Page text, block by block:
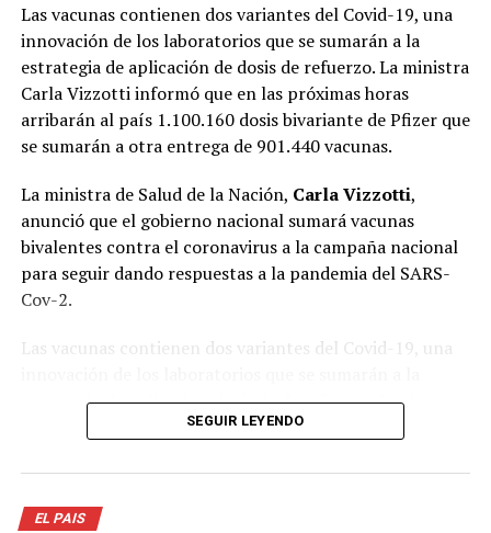
Las vacunas contienen dos variantes del Covid-19, una
innovación de los laboratorios que se sumarán a la
estrategia de aplicación de dosis de refuerzo. La ministra
Carla Vizzotti informó que en las próximas horas
arribarán al país 1.100.160 dosis bivariante de Pfizer que
se sumarán a otra entrega de 901.440 vacunas.
La ministra de Salud de la Nación, Carla Vizzotti,
anunció que el gobierno nacional sumará vacunas
bivalentes contra el coronavirus a la campaña nacional
para seguir dando respuestas a la pandemia del SARS-
Cov-2.
Las vacunas contienen dos variantes del Covid-19, una
estrategia de aplicación de dosis de refuerzo. La titular
de la cartera sanitaria informó que en las próximas
Pfizer que se sumarán a otra entrega de 901.440
vacunas.
SEGUIR LEYENDO
EL PAIS